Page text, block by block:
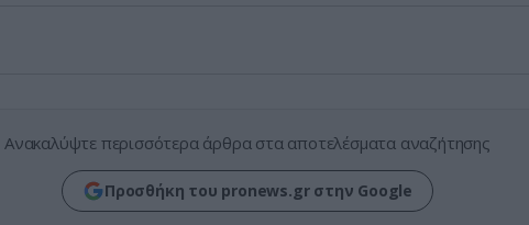
Ανακαλύψτε περισσότερα άρθρα στα αποτελέσματα αναζήτησης
Προσθήκη του pronews.gr στην Google